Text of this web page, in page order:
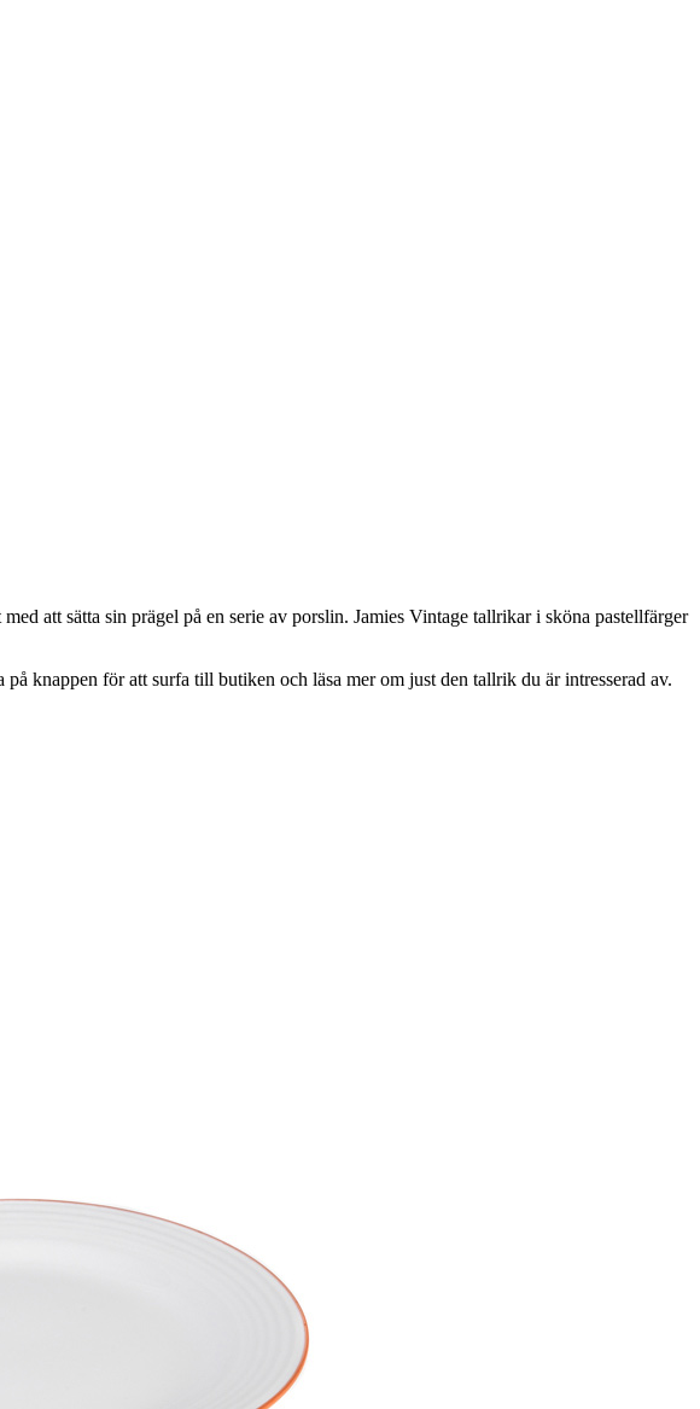
att sätta sin prägel på en serie av porslin. Jamies Vintage tallrikar i sköna pastellfärger
knappen för att surfa till butiken och läsa mer om just den tallrik du är intresserad av.